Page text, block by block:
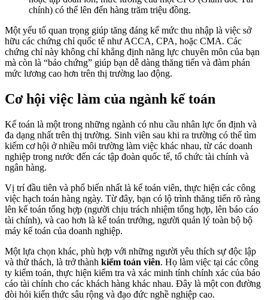
chính) có thể lên đến hàng trăm triệu đồng.
Một yếu tố quan trọng giúp tăng đáng kể mức thu nhập là việc sở
hữu các chứng chỉ quốc tế như ACCA, CPA, hoặc CMA. Các
chứng chỉ này không chỉ khẳng định năng lực chuyên môn của bạn
mà còn là “bảo chứng” giúp bạn dễ dàng thăng tiến và đàm phán
mức lương cao hơn trên thị trường lao động.
Cơ hội việc làm của ngành kế toán
Kế toán là một trong những ngành có nhu cầu nhân lực ổn định và
đa dạng nhất trên thị trường. Sinh viên sau khi ra trường có thể tìm
kiếm cơ hội ở nhiều môi trường làm việc khác nhau, từ các doanh
nghiệp trong nước đến các tập đoàn quốc tế, tổ chức tài chính và
ngân hàng.
Vị trí đầu tiên và phổ biến nhất là kế toán viên, thực hiện các công
việc hạch toán hàng ngày. Từ đây, bạn có lộ trình thăng tiến rõ ràng
lên kế toán tổng hợp (người chịu trách nhiệm tổng hợp, lên báo cáo
tài chính), và cao hơn là kế toán trưởng, người quản lý toàn bộ bộ
máy kế toán của doanh nghiệp.
Một lựa chọn khác, phù hợp với những người yêu thích sự độc lập
và thử thách, là trở thành kiểm toán viên. Họ làm việc tại các công
ty kiểm toán, thực hiện kiểm tra và xác minh tính chính xác của báo
cáo tài chính cho các khách hàng khác nhau. Đây là một con đường
đòi hỏi kiến thức sâu rộng và đạo đức nghề nghiệp cao.